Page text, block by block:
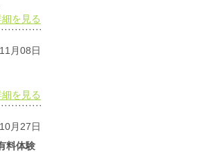
を見る
月08日
を見る
月27日
料体験